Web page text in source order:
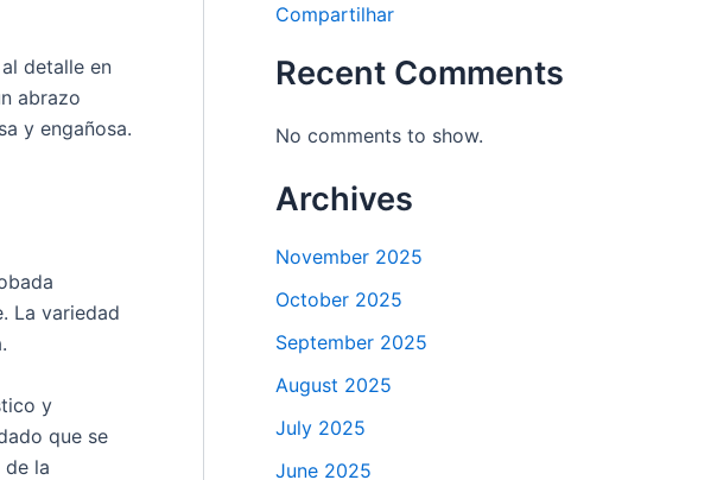
detalle en
abrazo
y engañosa.
La variedad
y
que se
la
Compartilhar
Recent Comments
No comments to show.
Archives
November 2025
October 2025
September 2025
August 2025
July 2025
June 2025